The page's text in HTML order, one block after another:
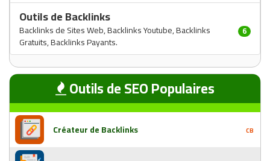
Outils de Backlinks
Backlinks de Sites Web, Backlinks Youtube, Backlinks
Gratuits, Backlinks Payants.
6
Outils de SEO Populaires
Créateur de Backlinks CB